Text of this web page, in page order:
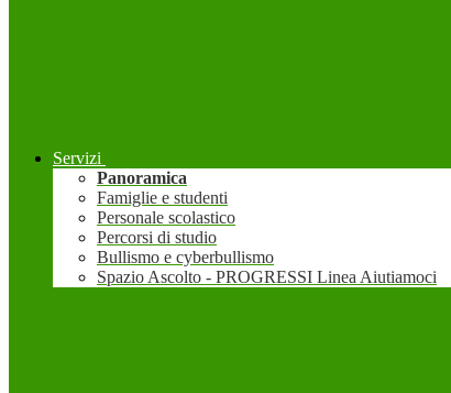
Servizi
Panoramica
Famiglie e studenti
Personale scolastico
Percorsi di studio
Bullismo e cyberbullismo
Spazio Ascolto - PROGRESSI Linea Aiutiamoci